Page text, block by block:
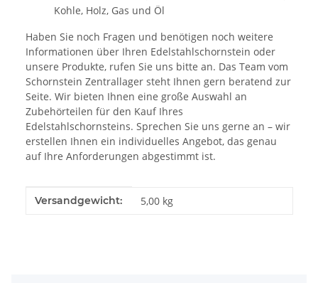
Kohle, Holz, Gas und Öl
Haben Sie noch Fragen und benötigen noch weitere
Informationen über Ihren Edelstahlschornstein oder
unsere Produkte, rufen Sie uns bitte an. Das Team vom
Schornstein Zentrallager steht Ihnen gern beratend zur
Seite. Wir bieten Ihnen eine große Auswahl an
Zubehörteilen für den Kauf Ihres
Edelstahlschornsteins. Sprechen Sie uns gerne an – wir
erstellen Ihnen ein individuelles Angebot, das genau
auf Ihre Anforderungen abgestimmt ist.
Produkteigenschaft
Wert
Versandgewicht: 5,00 kg